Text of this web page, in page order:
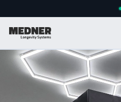
WELTWEITE PRÄSENZ